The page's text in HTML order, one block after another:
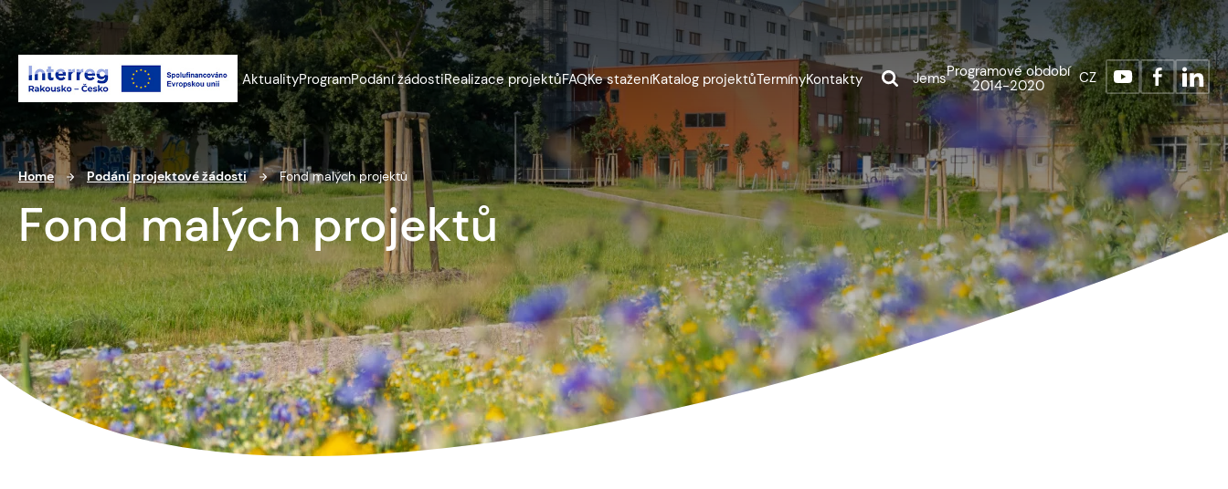
AktualityProgramPodání žádostiRealizace projektůFAQKe staženíKatalog projektůTermínyKontakty JemsProgramové období
2014-2020
CZ
Home Podání projektové žádosti Fond malých projektů
Fond malých projektů